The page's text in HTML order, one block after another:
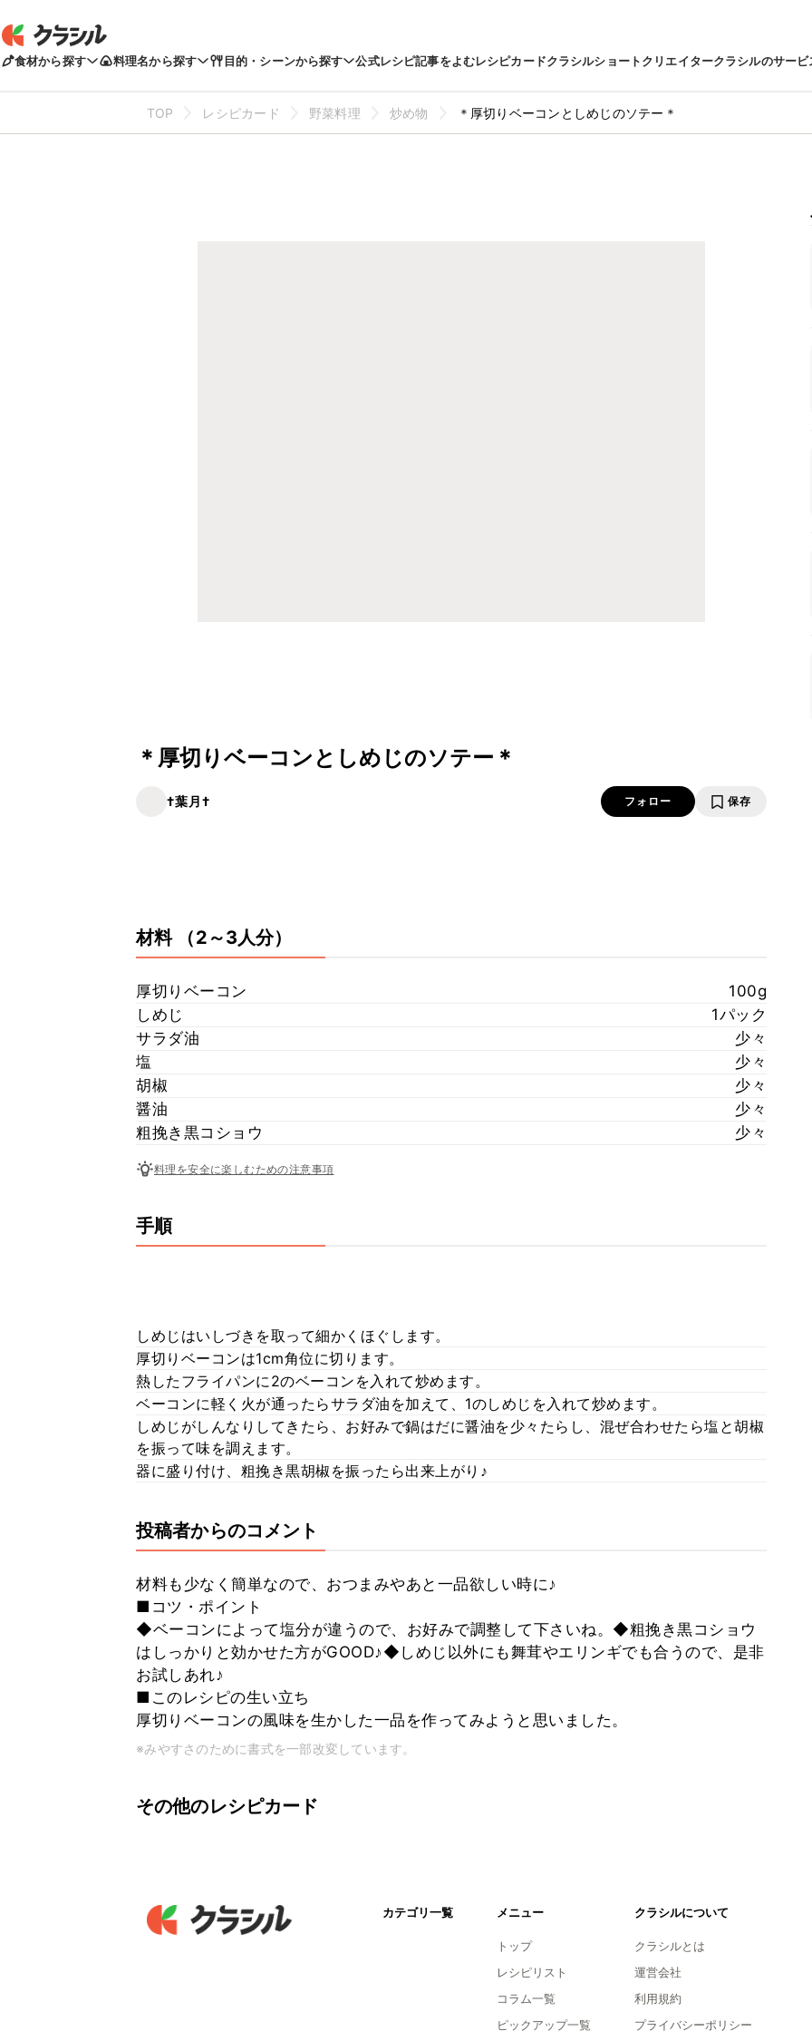
食材から探す 料理名から探す 目的・シーンから探す 公式レシピ記事をよむレシピカードクラシルショートクリエイタークラシルのサービ
TOP レシピカード 野菜料理 炒め物 ＊厚切りベーコンとしめじのソテー＊
＊厚切りベーコンとしめじのソテー＊
†葉月† フォロー 保存
材料 （2～3人分）
厚切りベーコン
100g
しめじ
1パック
サラダ油
少々
塩
少々
胡椒
少々
醤油
少々
粗挽き黒コショウ
少々
料理を安全に楽しむための注意事項
手順
しめじはいしづきを取って細かくほぐします。
厚切りベーコンは1cm角位に切ります。
熱したフライパンに2のベーコンを入れて炒めます。
ベーコンに軽く火が通ったらサラダ油を加えて、1のしめじを入れて炒めます。
しめじがしんなりしてきたら、お好みで鍋はだに醤油を少々たらし、混ぜ合わせたら塩と胡椒
を振って味を調えます。
器に盛り付け、粗挽き黒胡椒を振ったら出来上がり♪
投稿者からのコメント
材料も少なく簡単なので、おつまみやあと一品欲しい時に♪
■コツ・ポイント
◆ベーコンによって塩分が違うので、お好みで調整して下さいね。◆粗挽き黒コショウ
はしっかりと効かせた方がGOOD♪◆しめじ以外にも舞茸やエリンギでも合うので、是非
お試しあれ♪
■このレシピの生い立ち
厚切りベーコンの風味を生かした一品を作ってみようと思いました。
※みやすさのために書式を一部改変しています。
その他のレシピカード
カテゴリ一覧 メニュー
トップ
レシピリスト
コラム一覧
ピックアップ一覧
クラシルについて
クラシルとは
運営会社
利用規約
プライバシーポリシー